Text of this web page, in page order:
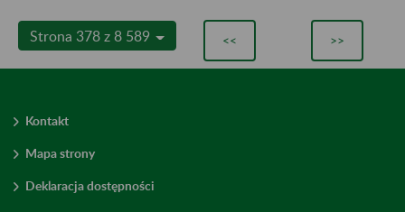
Strona 378 z 8 589 << >>
Kontakt
Mapa strony
Deklaracja dostępności